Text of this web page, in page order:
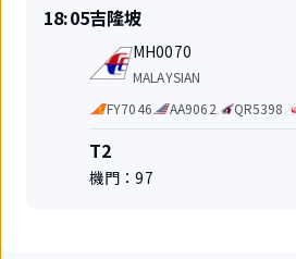
準
時
18:05出
發
吉隆坡
航
班
號
MH0070
航
公
司
MALAYSIAN
代
碼
共
享
航
FY7046 AA9062 QR5398
航
站
T2
機門：97